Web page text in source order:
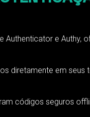
e Authy,
diretamente em
códigos seguros